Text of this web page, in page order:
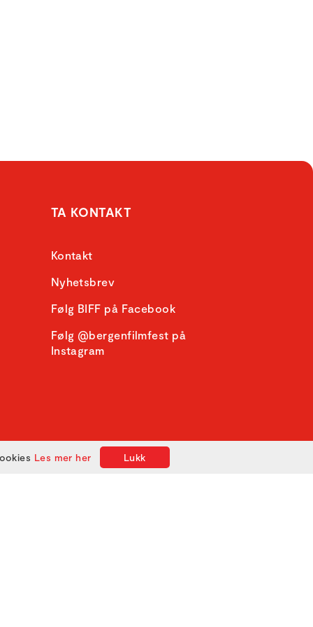
TA KONTAKT
Kontakt
Nyhetsbrev
Følg BIFF på Facebook
Følg @bergenfilmfest på
Instagram
Lukk
Les mer her